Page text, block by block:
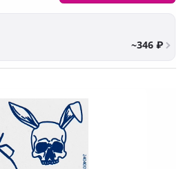
~346 ₽